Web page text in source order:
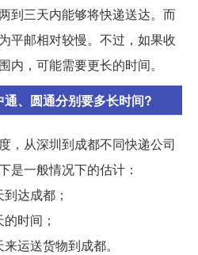
到三天内能够将快递送达。而
平邮相对较慢。不过，如果收
内，可能需要更长的时间。
、圆通分别要多长时间?
，从深圳到成都不同快递公司
是一般情况下的估计：
达成都；
时间；
运送货物到成都。